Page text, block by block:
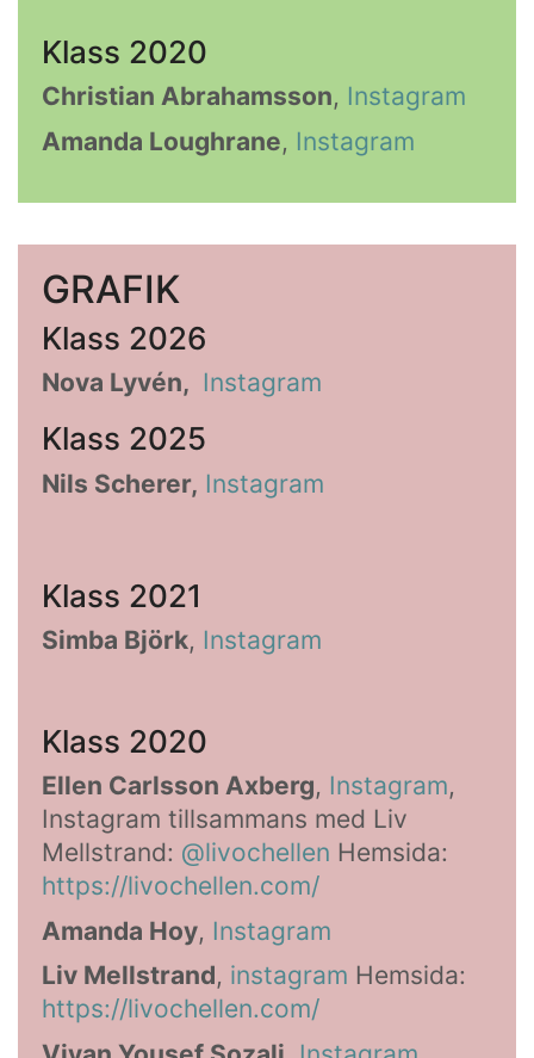
Klass 2020
Christian Abrahamsson, Instagram
Amanda Loughrane, Instagram
GRAFIK
Klass 2026
Nova Lyvén, Instagram
Klass 2025
Nils Scherer, Instagram
Klass 2021
Simba Björk, Instagram
Klass 2020
Ellen Carlsson Axberg, Instagram,
Instagram tillsammans med Liv
Mellstrand: @livochellen Hemsida:
https://livochellen.com/
Amanda Hoy, Instagram
Liv Mellstrand, instagram Hemsida:
https://livochellen.com/